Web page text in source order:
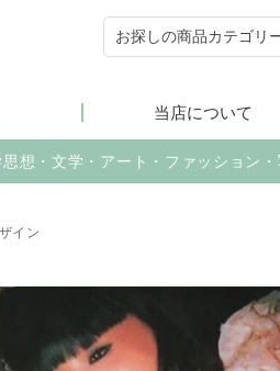
当店について
想・文学・アート・ファッション
イン